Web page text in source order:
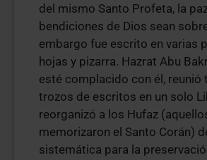
del mismo Santo Profeta, la
bendiciones de Dios sean
embargo fue escrito en varias
hojas y pizarra. Hazrat Abu
esté complacido con él, reunió
trozos de escritos en un solo
reorganizó a los Hufaz
memorizaron el Santo Corán)
sistemática para la